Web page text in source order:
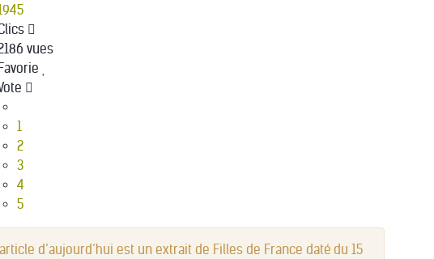
vues
1
2
3
4
5
d’aujourd’hui est un extrait de Filles de France daté du 15